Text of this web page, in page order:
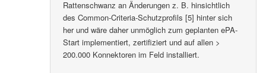
Rattenschwanz an Änderungen z. B. hinsichtlich
des Common-Criteria-Schutzprofils [5] hinter sich
her und wäre daher unmöglich zum geplanten ePA-
Start implementiert, zertifiziert und auf allen >
200.000 Konnektoren im Feld installiert.